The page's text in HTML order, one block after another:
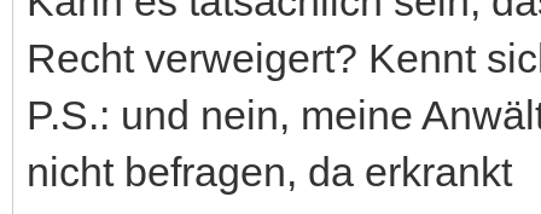
Recht verweigert? Kennt
P.S.: und nein, meine
nicht befragen, da erkrankt